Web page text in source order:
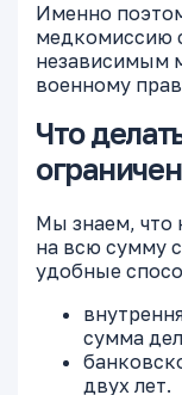
Именно
медкомиссию
независимым
военному
Что
Мы знаем, что
на всю сумму
удобные
сумма
двух лет.